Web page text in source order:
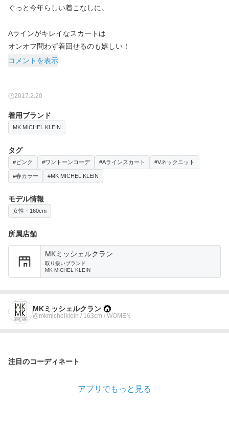
ぐっと今年らしい着こなしに。
Aラインがキレイなスカートは
オンオフ問わず着回せるのも嬉しい！
コメントを表示
2017.2.20
着用ブランド
MK MICHEL KLEIN
タグ
#ピンク #ワントーンコーデ #Aラインスカート #Vネックニット
#春カラー #MK MICHEL KLEIN
モデル情報
女性・160cm
所属店舗
MKミッシェルクラン
取り扱いブランド
MK MICHEL KLEIN
MKミッシェルクラン
@mkmichelklein / 163cm / WOMEN
注目のコーディネート
アプリでもっと見る